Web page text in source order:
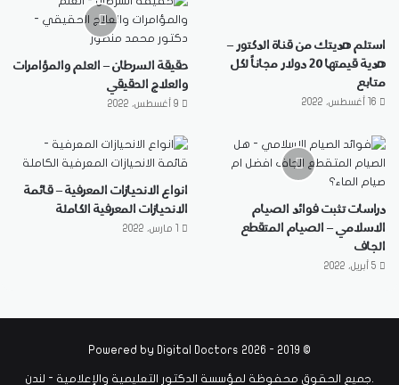
استلم هديتك من قناة الدكتور –
هدية قيمتها 20 دولار مجاناً لكل
متابع
16 أغسطس، 2022
حقيقة السرطان – العلم والمؤامرات
والعلاج الحقيقي
9 أغسطس، 2022
دراسات تثبت فوائد الصيام
الاسلامي – الصيام المتقطع
الجاف
5 أبريل، 2022
انواع الانحيازات المعرفية – قائمة
الانحيازات المعرفية الكاملة
© 2019 - 2026 Powered by
Digital Doctors
.جميع الحقوق محفوظة لمؤسسة الدكتور التعليمية والإعلامية - لندن